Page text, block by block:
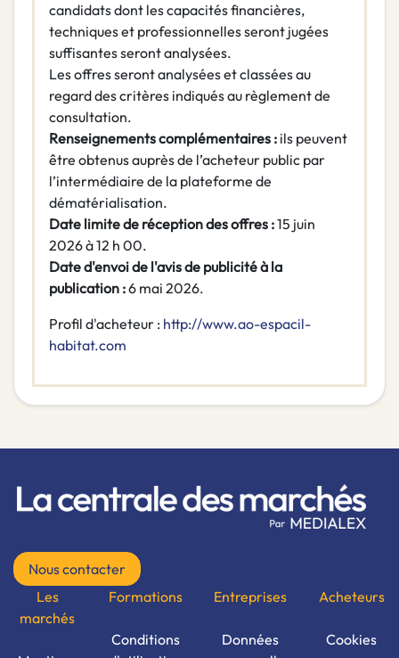
candidats dont les capacités financières,
techniques et professionnelles seront jugées
suffisantes seront analysées.
Les offres seront analysées et classées au
regard des critères indiqués au règlement de
consultation.
Renseignements complémentaires : ils peuvent
être obtenus auprès de l’acheteur public par
l’intermédiaire de la plateforme de
dématérialisation.
Date limite de réception des offres :15 juin
2026 à 12 h 00.
Date d'envoi de l'avis de publicité à la
publication :6 mai 2026.
Profil d'acheteur : http://www.ao-espacil-
habitat.com
Nous contacter
Les
marchés
Formations
Conditions
Entreprises
Données
Acheteurs
Cookies